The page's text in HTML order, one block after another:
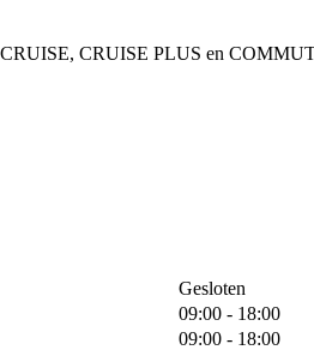
CRUISE PLUS en
Gesloten
09:00 - 18:00
09:00 - 18:00